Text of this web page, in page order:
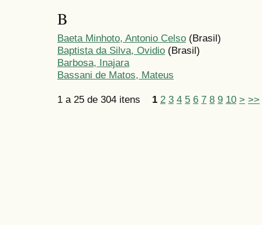
B
Baeta Minhoto, Antonio Celso (Brasil)
Baptista da Silva, Ovidio (Brasil)
Barbosa, Inajara
Bassani de Matos, Mateus
1 a 25 de 304 itens 1 2 3 4 5 6 7 8 9 10 > >>